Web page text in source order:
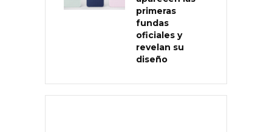
primeras
fundas
oficiales y
revelan su
diseño